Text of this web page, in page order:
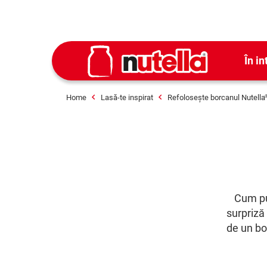
În
Home Lasă-te inspirat Refolosește borcanul Nutella
Cum
de un